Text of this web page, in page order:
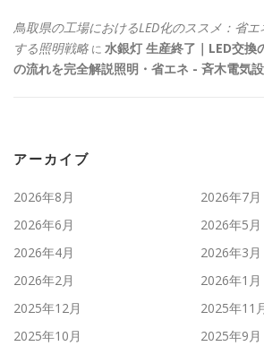
鳥取県の工場におけるLED化のススメ：省
する照明戦略 に 水銀灯 生産終了｜LED交換
の流れを完全解説照明・省エネ - 斉木電気
アーカイブ
2026年8月
2026年7月
2026年6月
2026年5月
2026年4月
2026年3月
2026年2月
2026年1月
2025年12月
2025年11
2025年10月
2025年9月